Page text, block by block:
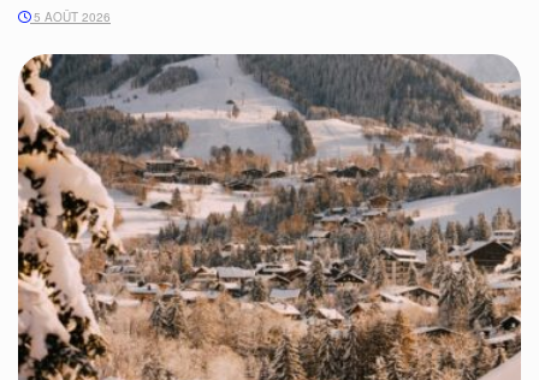
5 AOÛT 2026